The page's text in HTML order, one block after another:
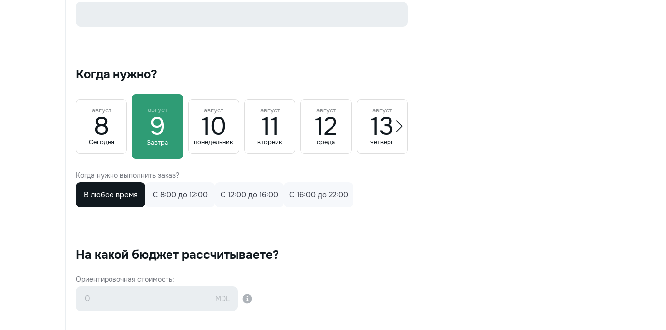
Когда нужно?
август
8
Сегодня
август
9
Завтра
август
10
понедельник
август
11
вторник
август
12
среда
август
13
четверг
Когда нужно выполнить заказ?
В любое время C 8:00 до 12:00 C 12:00 до 16:00 C 16:00 до 22:00
На какой бюджет рассчитываете?
Ориентировочная стоимость: